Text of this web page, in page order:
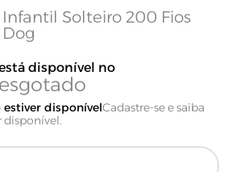
Solteiro 200 Fios
disponível no
disponível